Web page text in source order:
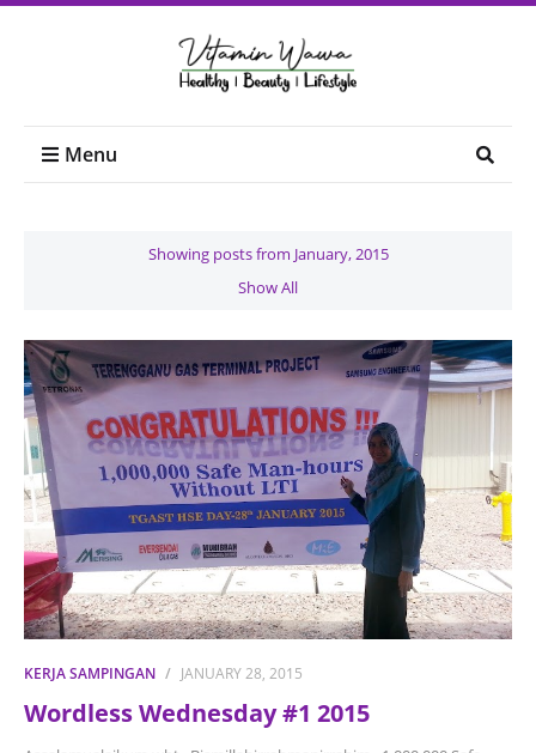
Menu
Showing posts from January, 2015
Show All
KERJA SAMPINGAN JANUARY 28, 2015
Wordless Wednesday #1 2015